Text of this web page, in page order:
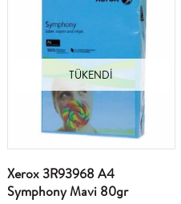
TÜKENDI
Xerox 3R93968 A4
Symphony Mavi 80gr